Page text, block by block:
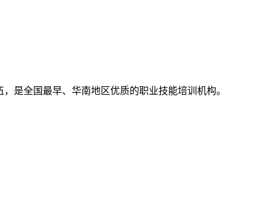
是全国最早、华南地区优质的职业技能培训机构。